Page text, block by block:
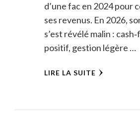
d’une fac en 2024 pour
ses revenus. En 2026,
s’est révélé malin :
positif, gestion légère …
LIRE LA SUITE